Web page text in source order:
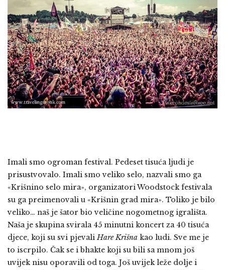
Imali smo ogroman festival. Pedeset tisuća ljudi je
prisustvovalo. Imali smo veliko selo, nazvali smo ga
«Krišnino selo mira», organizatori Woodstock festivala
su ga preimenovali u «Krišnin grad mira». Toliko je bilo
veliko… naš je šator bio veličine nogometnog igrališta.
Naša je skupina svirala 45 minutni koncert za 40 tisuća
djece, koji su svi pjevaliHare Krišna kao ludi. Sve me je
to iscrpilo. Čak se i bhakte koji su bili sa mnom još
uvijek nisu oporavili od toga. Još uvijek leže dolje i